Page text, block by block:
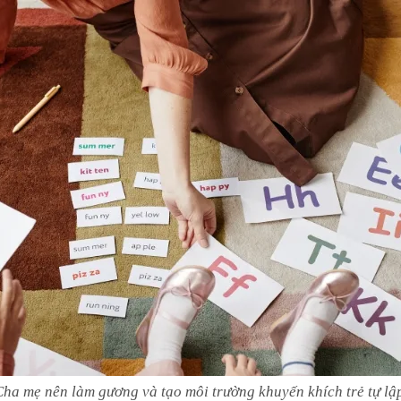
mẹ nên làm gương và tạo môi trường khuyến khích trẻ tự